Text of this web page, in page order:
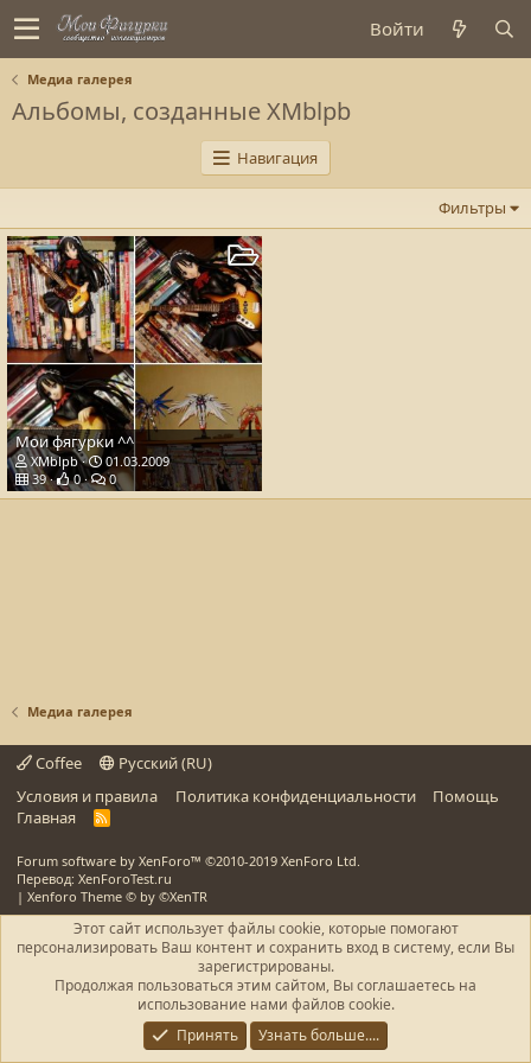
Войти
Медиа галерея
Альбомы, созданные XMblpb
Навигация
Фильтры
Мои фягурки ^^
XMblpb
01.03.2009
39
0 0
Медиа галерея
Coffee
Русский (RU)
Условия и правила
Политика конфиденциальности
Помощь
Главная
R
Forum software by XenForo™ ©2010-2019 XenForo Ltd.
Перевод: XenForoTest.ru
| Xenforo Theme © by ©XenTR
Этот сайт использует файлы cookie, которые помогают
персонализировать Ваш контент и сохранить вход в систему, если Вы
зарегистрированы.
Продолжая пользоваться этим сайтом, Вы соглашаетесь на
использование нами файлов cookie.
Принять
Узнать больше....